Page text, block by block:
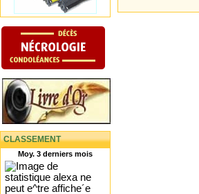
CLASSEMENT
Moy. 3 derniers mois